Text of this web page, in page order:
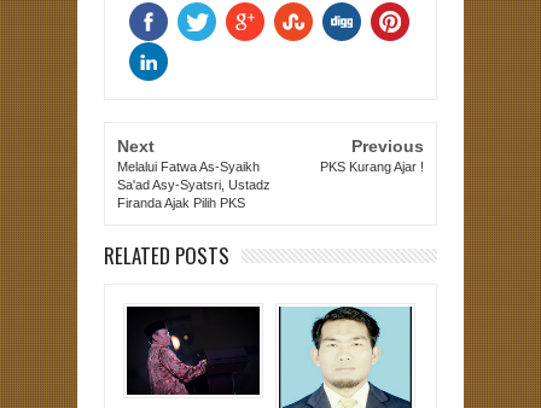
Next
Melalui Fatwa As-Syaikh
Sa'ad Asy-Syatsri, Ustadz
Firanda Ajak Pilih PKS
Previous
PKS Kurang Ajar !
RELATED POSTS